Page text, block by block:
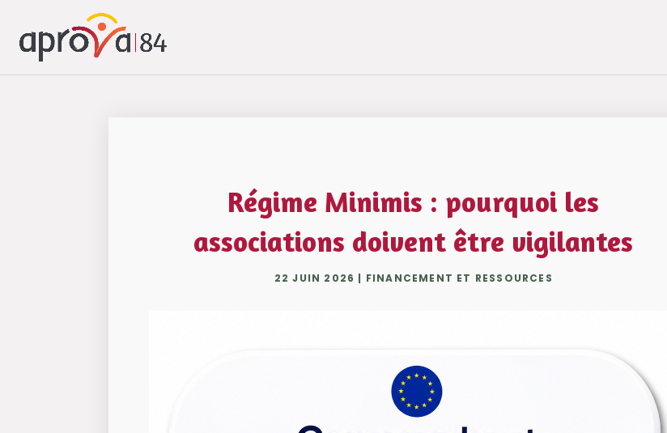
Régime Minimis : pourquoi les
associations doivent être vigilantes
22 JUIN 2026 | FINANCEMENT ET RESSOURCES